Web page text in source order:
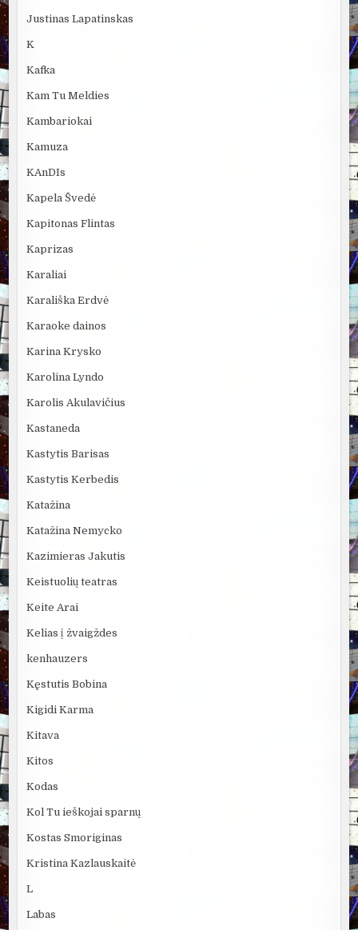
Justinas Lapatinskas
K
Kafka
Kam Tu Meldies
Kambariokai
Kamuza
KAnDIs
Kapela Švedė
Kapitonas Flintas
Kaprizas
Karaliai
Karališka Erdvė
Karaoke dainos
Karina Krysko
Karolina Lyndo
Karolis Akulavičius
Kastaneda
Kastytis Barisas
Kastytis Kerbedis
Katažina
Katažina Nemycko
Kazimieras Jakutis
Keistuolių teatras
Keite Arai
Kelias į žvaigždes
kenhauzers
Kęstutis Bobina
Kigidi Karma
Kitava
Kitos
Kodas
Kol Tu ieškojai sparnų
Kostas Smoriginas
Kristina Kazlauskaitė
L
Labas